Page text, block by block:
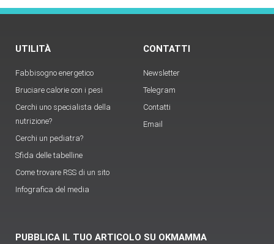
UTILITÀ
Fabbisogno energetico
Bruciare calorie con i pesi
Cerchi uno specialista della
nutrizione?
Cerchi un pediatra?
Sfida delle tabelline
Come trovare RSS di un sito
Infografica del media
CONTATTI
Newsletter
Telegram
Contatti
Email
PUBBLICA IL TUO ARTICOLO SU OKMAMMA